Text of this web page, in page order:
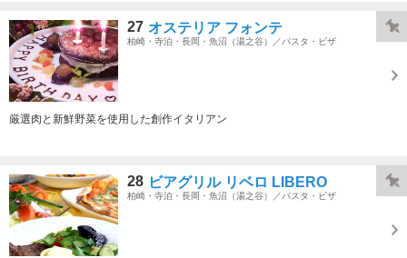
27 オステリア フォンテ
柏崎・寺泊・長岡・魚沼（湯之谷）／パスタ・ピザ
厳選肉と新鮮野菜を使用した創作イタリアン
28 ビアグリル リベロ LIBERO
柏崎・寺泊・長岡・魚沼（湯之谷）／パスタ・ピザ